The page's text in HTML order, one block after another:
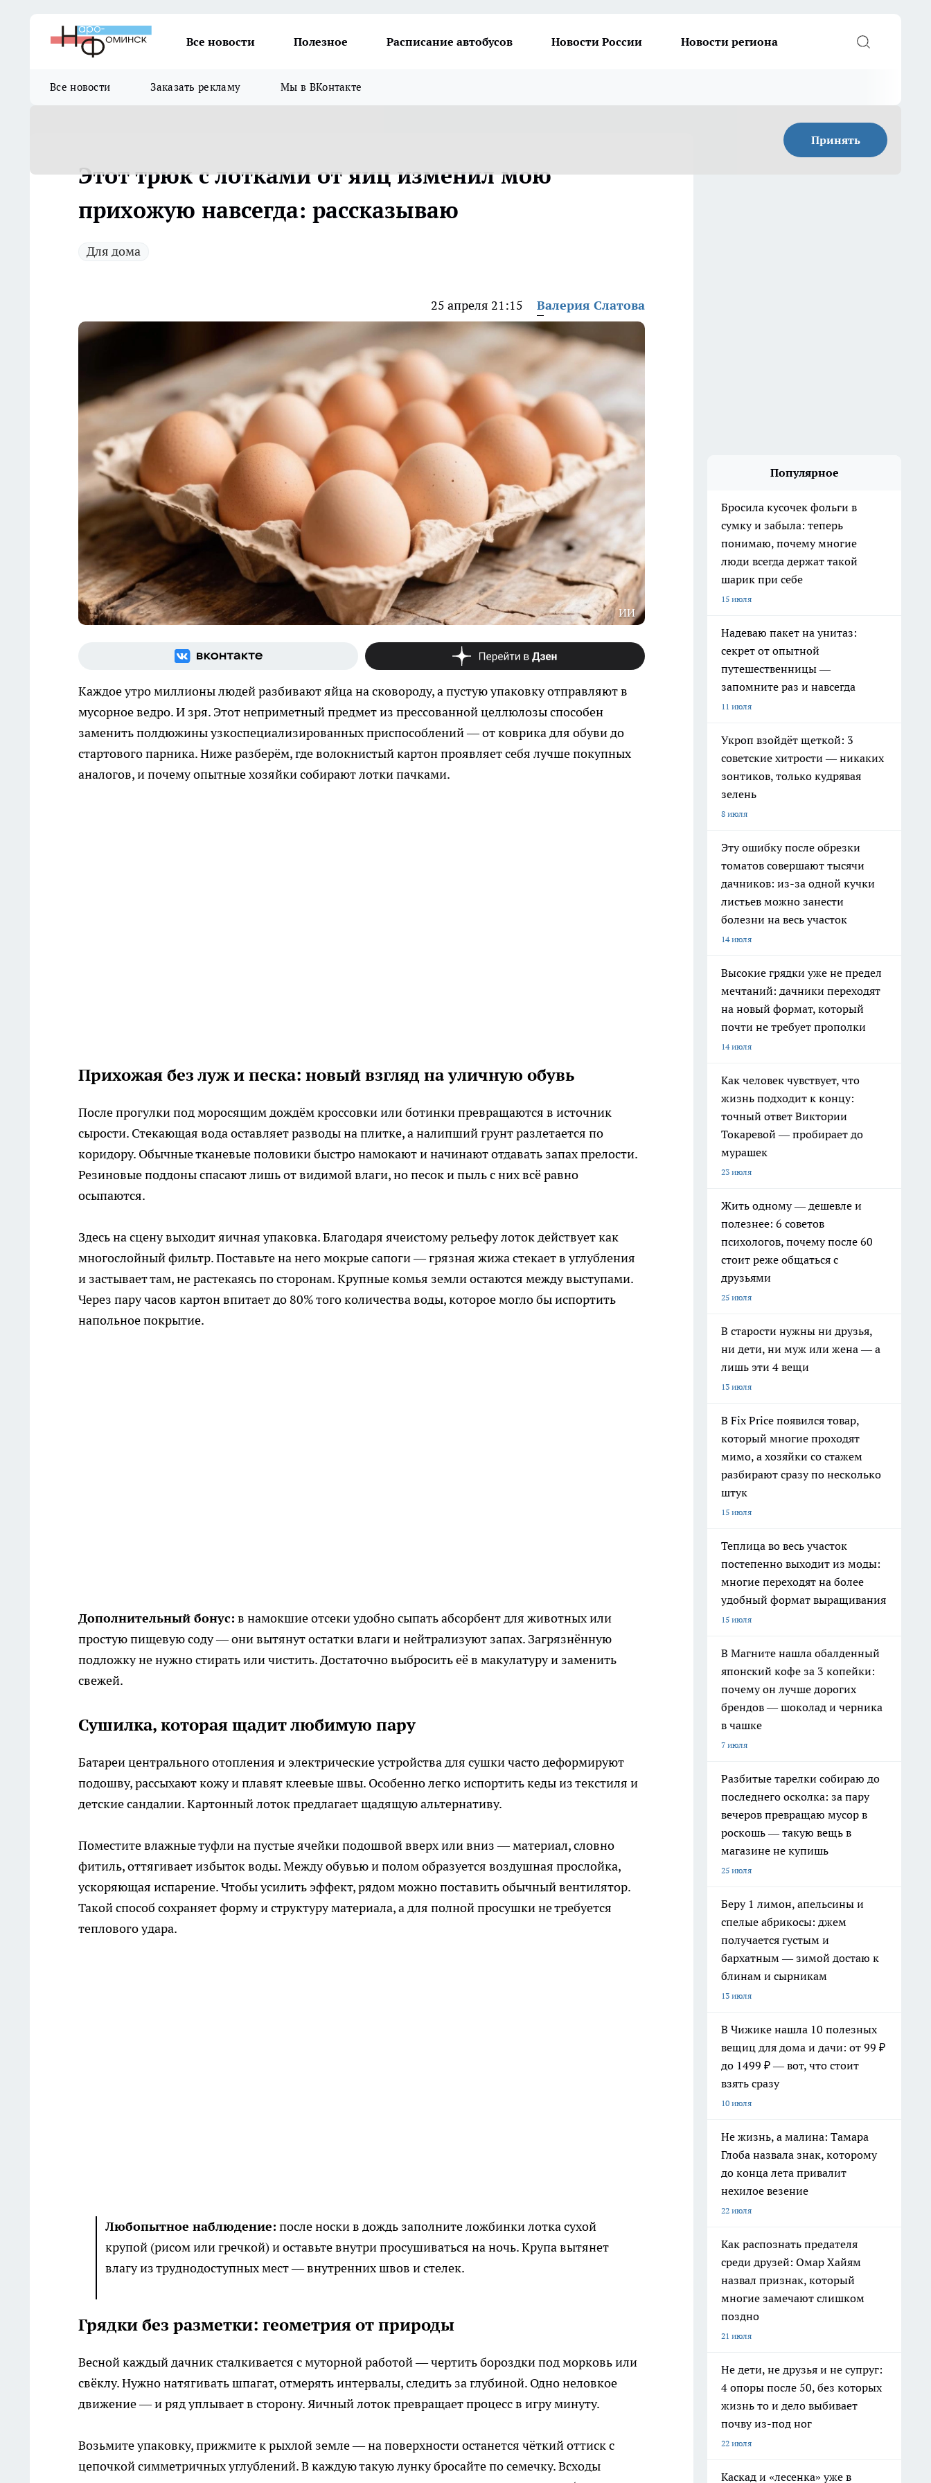
Все новости Полезное Расписание автобусов Новости России Новости региона
Все новости Заказать рекламу Мы в ВКонтакте
Принять
Этот трюк с лотками от яиц изменил мою
прихожую навсегда: рассказываю
Для дома
25 апреля 21:15 Валерия Слатова
ИИ
Каждое утро миллионы людей разбивают яйца на сковороду, а пустую упаковку отправляют в
мусорное ведро. И зря. Этот неприметный предмет из прессованной целлюлозы способен
заменить полдюжины узкоспециализированных приспособлений — от коврика для обуви до
стартового парника. Ниже разберём, где волокнистый картон проявляет себя лучше покупных
аналогов, и почему опытные хозяйки собирают лотки пачками.
Прихожая без луж и песка: новый взгляд на уличную обувь
После прогулки под моросящим дождём кроссовки или ботинки превращаются в источник
сырости. Стекающая вода оставляет разводы на плитке, а налипший грунт разлетается по
коридору. Обычные тканевые половики быстро намокают и начинают отдавать запах прелости.
Резиновые поддоны спасают лишь от видимой влаги, но песок и пыль с них всё равно
осыпаются.
Здесь на сцену выходит яичная упаковка. Благодаря ячеистому рельефу лоток действует как
многослойный фильтр. Поставьте на него мокрые сапоги — грязная жижа стекает в углубления
и застывает там, не растекаясь по сторонам. Крупные комья земли остаются между выступами.
Через пару часов картон впитает до 80% того количества воды, которое могло бы испортить
напольное покрытие.
Дополнительный бонус: в намокшие отсеки удобно сыпать абсорбент для животных или
простую пищевую соду — они вытянут остатки влаги и нейтрализуют запах. Загрязнённую
подложку не нужно стирать или чистить. Достаточно выбросить её в макулатуру и заменить
свежей.
Сушилка, которая щадит любимую пару
Батареи центрального отопления и электрические устройства для сушки часто деформируют
подошву, рассыхают кожу и плавят клеевые швы. Особенно легко испортить кеды из текстиля и
детские сандалии. Картонный лоток предлагает щадящую альтернативу.
Поместите влажные туфли на пустые ячейки подошвой вверх или вниз — материал, словно
фитиль, оттягивает избыток воды. Между обувью и полом образуется воздушная прослойка,
ускоряющая испарение. Чтобы усилить эффект, рядом можно поставить обычный вентилятор.
Такой способ сохраняет форму и структуру материала, а для полной просушки не требуется
теплового удара.
Любопытное наблюдение: после носки в дождь заполните ложбинки лотка сухой
крупой (рисом или гречкой) и оставьте внутри просушиваться на ночь. Крупа вытянет
влагу из труднодоступных мест — внутренних швов и стелек.
Грядки без разметки: геометрия от природы
Весной каждый дачник сталкивается с муторной работой — чертить бороздки под морковь или
свёклу. Нужно натягивать шпагат, отмерять интервалы, следить за глубиной. Одно неловкое
движение — и ряд уплывает в сторону. Яичный лоток превращает процесс в игру минуту.
Возьмите упаковку, прижмите к рыхлой земле — на поверхности останется чёткий оттиск с
цепочкой симметричных углублений. В каждую такую лунку бросайте по семечку. Всходы
Популярное
Бросила кусочек фольги в
сумку и забыла: теперь
понимаю, почему многие
люди всегда держат такой
шарик при себе
15 июля
Надеваю пакет на унитаз:
секрет от опытной
путешественницы —
запомните раз и навсегда
11 июля
Укроп взойдёт щеткой: 3
советские хитрости — никаких
зонтиков, только кудрявая
зелень
8 июля
Эту ошибку после обрезки
томатов совершают тысячи
дачников: из-за одной кучки
листьев можно занести
болезни на весь участок
14 июля
Высокие грядки уже не предел
мечтаний: дачники переходят
на новый формат, который
почти не требует прополки
14 июля
Как человек чувствует, что
жизнь подходит к концу:
точный ответ Виктории
Токаревой — пробирает до
мурашек
23 июля
Жить одному — дешевле и
полезнее: 6 советов
психологов, почему после 60
стоит реже общаться с
друзьями
25 июля
В старости нужны ни друзья,
ни дети, ни муж или жена — а
лишь эти 4 вещи
13 июля
В Fix Price появился товар,
который многие проходят
мимо, а хозяйки со стажем
разбирают сразу по несколько
штук
15 июля
Теплица во весь участок
постепенно выходит из моды:
многие переходят на более
удобный формат выращивания
15 июля
В Магните нашла обалденный
японский кофе за 3 копейки:
почему он лучше дорогих
брендов — шоколад и черника
в чашке
7 июля
Разбитые тарелки собираю до
последнего осколка: за пару
вечеров превращаю мусор в
роскошь — такую вещь в
магазине не купишь
25 июля
Беру 1 лимон, апельсины и
спелые абрикосы: джем
получается густым и
бархатным — зимой достаю к
блинам и сырникам
13 июля
В Чижике нашла 10 полезных
вещиц для дома и дачи: от 99 ₽
до 1499 ₽ — вот, что стоит
взять сразу
10 июля
Не жизнь, а малина: Тамара
Глоба назвала знак, которому
до конца лета привалит
нехилое везение
22 июля
Как распознать предателя
среди друзей: Омар Хайям
назвал признак, который
многие замечают слишком
поздно
21 июля
Не дети, не друзья и не супруг:
4 опоры после 50, без которых
жизнь то и дело выбивает
почву из-под ног
22 июля
Каскад и «лесенка» уже в